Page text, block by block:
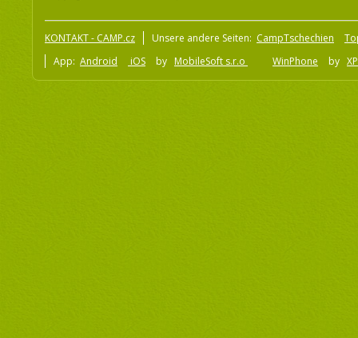
KONTAKT - CAMP.cz Unsere andere Seiten: CampTschechien
App: Android iOS by MobileSoft s.r.o WinPhone by